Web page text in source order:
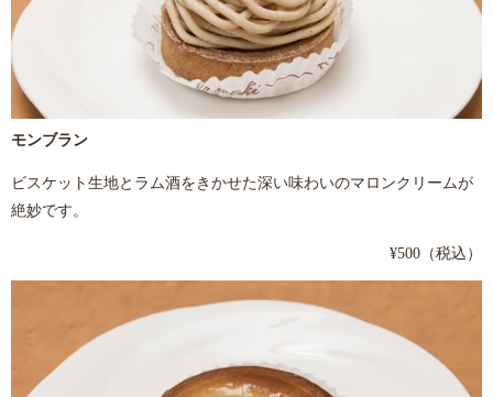
モンブラン
ビスケット生地とラム酒をきかせた深い味わいのマロンクリームが
絶妙です。
¥500（税込）